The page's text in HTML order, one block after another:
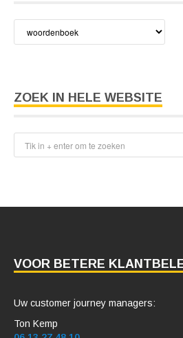
door
ZOEK IN HELE WEBSITE
VOOR BETERE
Uw customer journey managers:
Ton Kemp